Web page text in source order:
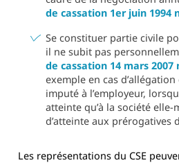
de cassation 1er juin 1994
Se constituer partie civile
il ne subit pas
de cassation 14 mars 2007
exemple en cas d’allégation
imputé à l’employeur,
atteinte qu’à la société
d’atteinte aux prérogatives
Les représentations du CSE